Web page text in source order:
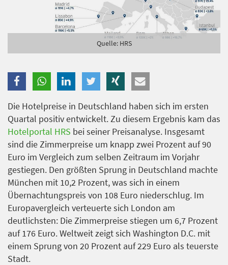
Quelle: HRS
Die Hotelpreise in Deutschland haben sich im ersten
Quartal positiv entwickelt. Zu diesem Ergebnis kam das
Hotelportal HRS bei seiner Preisanalyse. Insgesamt
sind die Zimmerpreise um knapp zwei Prozent auf 90
Euro im Vergleich zum selben Zeitraum im Vorjahr
gestiegen. Den größten Sprung in Deutschland machte
München mit 10,2 Prozent, was sich in einem
Übernachtungspreis von 108 Euro niederschlug. Im
Europavergleich verteuerte sich London am
deutlichsten: Die Zimmerpreise stiegen um 6,7 Prozent
auf 176 Euro. Weltweit zeigt sich Washington D.C. mit
einem Sprung von 20 Prozent auf 229 Euro als teuerste
Stadt.
Anmelden Danke, heute nicht